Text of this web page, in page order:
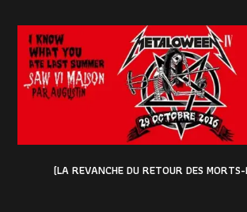
(LA REVANCHE DU RETOUR DES